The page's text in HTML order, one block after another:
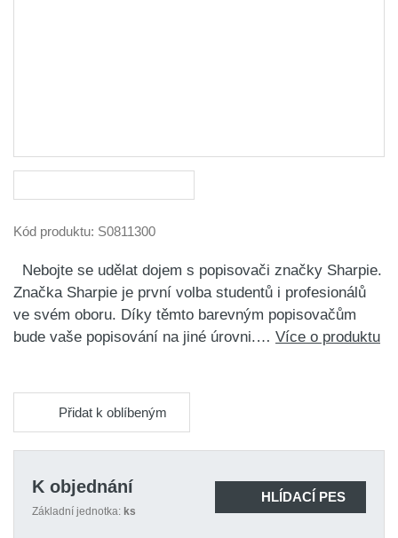
Kód produktu: S0811300
Nebojte se udělat dojem s popisovači značky Sharpie.
Značka Sharpie je první volba studentů i profesionálů
ve svém oboru. Díky těmto barevným popisovačům
bude vaše popisování na jiné úrovni.… Více o produktu
Přidat k oblíbeným
K objednání
Základní jednotka: ks
HLÍDACÍ PES